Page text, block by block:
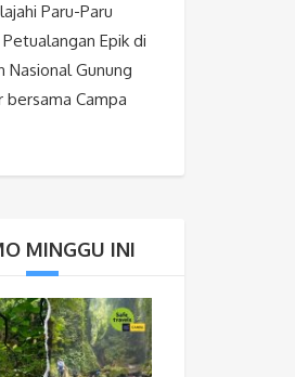
Paru-Paru
Petualangan Epik di
Nasional Gunung
bersama Campa
MINGGU INI